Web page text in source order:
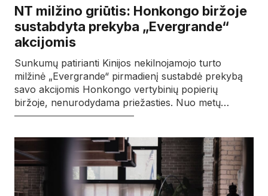
NT milžino griūtis: Honkongo biržoje
sustabdyta prekyba „Evergrande“
akcijomis
Sunkumų patirianti Kinijos nekilnojamojo turto
milžinė „Evergrande“ pirmadienį sustabdė prekybą
savo akcijomis Honkongo vertybinių popierių
biržoje, nenurodydama priežasties. Nuo metų…